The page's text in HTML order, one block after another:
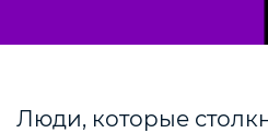
Люди, которые